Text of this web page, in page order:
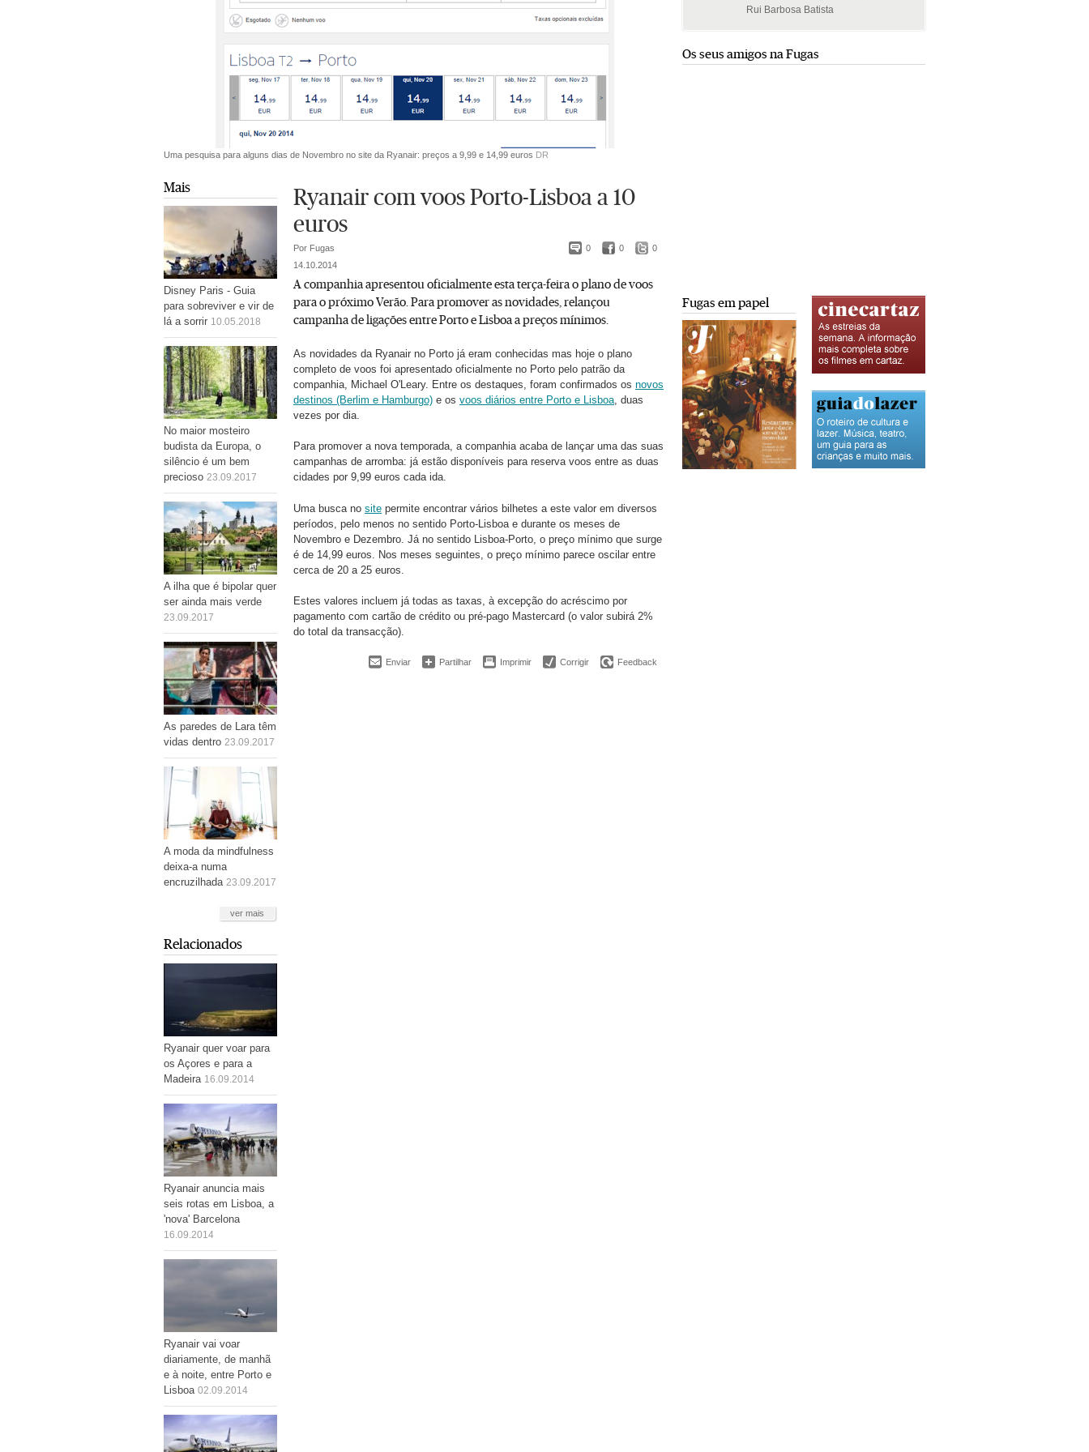
Uma pesquisa para alguns dias de Novembro no site da Ryanair: preços a 9,99 e 14,99 euros DR
Mais
Disney Paris - Guia
para sobreviver e vir de
lá a sorrir 10.05.2018
No maior mosteiro
budista da Europa, o
silêncio é um bem
precioso 23.09.2017
A ilha que é bipolar quer
ser ainda mais verde
23.09.2017
As paredes de Lara têm
vidas dentro 23.09.2017
A moda da mindfulness
deixa-a numa
encruzilhada 23.09.2017
ver mais
Relacionados
Ryanair quer voar para
os Açores e para a
Madeira 16.09.2014
Ryanair anuncia mais
seis rotas em Lisboa, a
'nova' Barcelona
16.09.2014
Ryanair vai voar
diariamente, de manhã
e à noite, entre Porto e
Lisboa 02.09.2014
Ryanair com voos Porto-Lisboa a 10
euros
0 0 0
Por Fugas
14.10.2014
A companhia apresentou oficialmente esta terça-feira o plano de voos
para o próximo Verão. Para promover as novidades, relançou
campanha de ligações entre Porto e Lisboa a preços mínimos.
As novidades da Ryanair no Porto já eram conhecidas mas hoje o plano
completo de voos foi apresentado oficialmente no Porto pelo patrão da
companhia, Michael O'Leary. Entre os destaques, foram confirmados os novos
destinos (Berlim e Hamburgo) e os voos diários entre Porto e Lisboa , duas
vezes por dia.
Para promover a nova temporada, a companhia acaba de lançar uma das suas
campanhas de arromba: já estão disponíveis para reserva voos entre as duas
cidades por 9,99 euros cada ida.
Uma busca no site permite encontrar vários bilhetes a este valor em diversos
períodos, pelo menos no sentido Porto-Lisboa e durante os meses de
Novembro e Dezembro. Já no sentido Lisboa-Porto, o preço mínimo que surge
é de 14,99 euros. Nos meses seguintes, o preço mínimo parece oscilar entre
cerca de 20 a 25 euros.
Estes valores incluem já todas as taxas, à excepção do acréscimo por
pagamento com cartão de crédito ou pré-pago Mastercard (o valor subirá 2%
do total da transacção).
Enviar Partilhar Imprimir Corrigir Feedback
Rui Barbosa Batista
Os seus amigos na Fugas
Fugas em papel